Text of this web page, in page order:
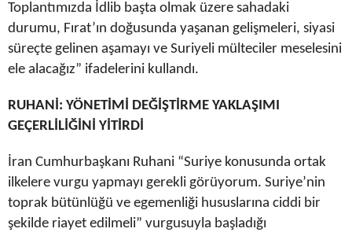
Toplantımızda İdlib başta olmak üzere sahadaki
durumu, Fırat’ın doğusunda yaşanan gelişmeleri, siyasi
süreçte gelinen aşamayı ve Suriyeli mülteciler meselesini
ele alacağız” ifadelerini kullandı.
RUHANİ: YÖNETİMİ DEĞİŞTİRME YAKLAŞIMI
GEÇERLİLİĞİNİ YİTİRDİ
İran Cumhurbaşkanı Ruhani “Suriye konusunda ortak
ilkelere vurgu yapmayı gerekli görüyorum. Suriye’nin
toprak bütünlüğü ve egemenliği hususlarına ciddi bir
şekilde riayet edilmeli” vurgusuyla başladığı